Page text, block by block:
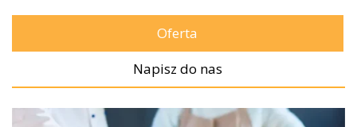
Oferta
Napisz do nas